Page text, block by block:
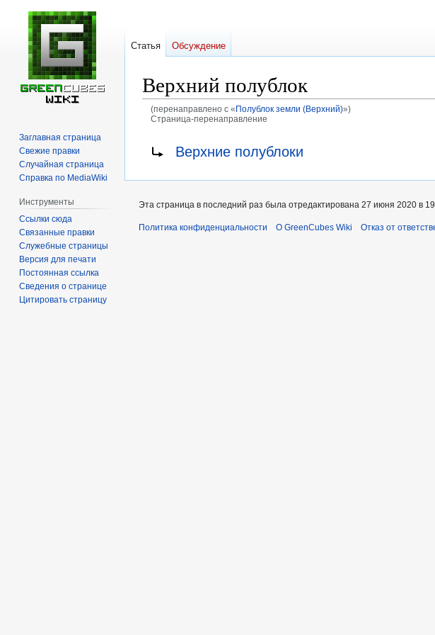
Верхний полублок
(перенаправлено с « Полублок земли (Верхний)»)
Страница-перенаправление
Верхние полублоки
Статья Обсуждение
Заглавная страница
Свежие правки
Случайная страница
Справка по MediaWiki
Инструменты
Ссылки сюда
Связанные правки
Служебные страницы
Версия для печати
Постоянная ссылка
Сведения о странице
Цитировать страницу
Эта страница в последний раз была отредактирована 27 июня 2020 в
Политика конфиденциальности О GreenCubes Wiki Отказ от